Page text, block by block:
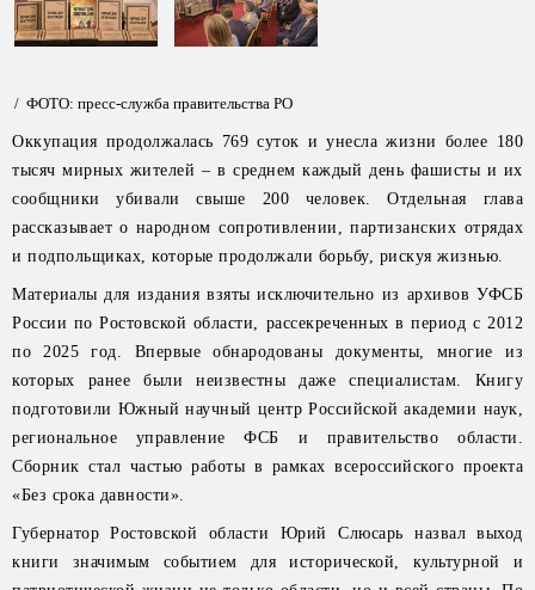
/ ФОТО: пресс-служба правительства РО
Оккупация продолжалась 769 суток и унесла жизни более 180
тысяч мирных жителей – в среднем каждый день фашисты и их
сообщники убивали свыше 200 человек. Отдельная глава
рассказывает о народном сопротивлении, партизанских отрядах
и подпольщиках, которые продолжали борьбу, рискуя жизнью.
Материалы для издания взяты исключительно из архивов УФСБ
России по Ростовской области, рассекреченных в период с 2012
по 2025 год. Впервые обнародованы документы, многие из
которых ранее были неизвестны даже специалистам. Книгу
подготовили Южный научный центр Российской академии наук,
региональное управление ФСБ и правительство области.
Сборник стал частью работы в рамках всероссийского проекта
«Без срока давности».
Губернатор Ростовской области Юрий Слюсарь назвал выход
книги значимым событием для исторической, культурной и